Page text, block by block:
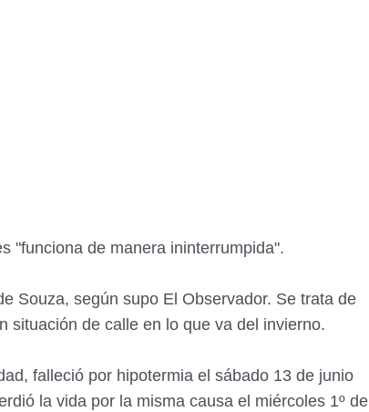
"funciona de manera ininterrumpida".
Souza, según supo El Observador. Se trata de
situación de calle en lo que va del invierno.
falleció por hipotermia el sábado 13 de junio
la vida por la misma causa el miércoles 1º de